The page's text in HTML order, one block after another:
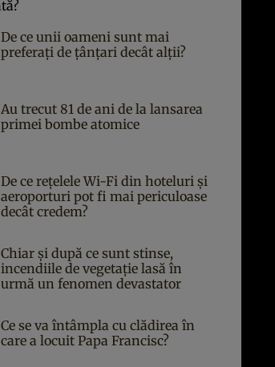
De ce unii oameni sunt mai
preferați de țânțari decât alții?
Au trecut 81 de ani de la lansarea
primei bombe atomice
De ce rețelele Wi-Fi din hoteluri și
aeroporturi pot fi mai periculoase
decât credem?
Chiar și după ce sunt stinse,
incendiile de vegetație lasă în
urmă un fenomen devastator
Ce se va întâmpla cu clădirea în
care a locuit Papa Francisc?